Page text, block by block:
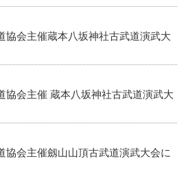
協会主催蔵本八坂神社古武道演武大
協会主催 蔵本八坂神社古武道演武大
協会主催劔山山頂古武道演武大会に